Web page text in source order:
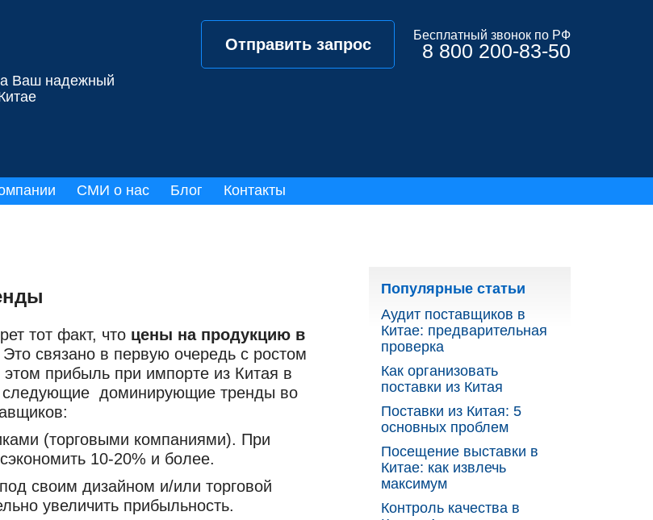
Ваш надежный
Отправить запрос
Бесплатный звонок по РФ
8 800 200-83-50
СМИ о нас Блог Контакты
тот факт, что цены на продукцию в
Это связано в первую очередь с ростом
прибыль при импорте из Китая в
следующие доминирующие тренды во
(торговыми компаниями). При
10-20% и более.
своим дизайном и/или торговой
увеличить прибыльность.
Популярные статьи
Аудит поставщиков в
Китае: предварительная
проверка
Как организовать
поставки из Китая
Поставки из Китая: 5
основных проблем
Посещение выставки в
Китае: как извлечь
максимум
Контроль качества в